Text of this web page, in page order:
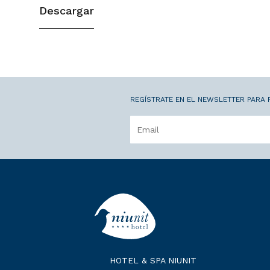
Descargar
REGÍSTRATE EN EL NEWSLETTER PARA
HOTEL & SPA NIUNIT